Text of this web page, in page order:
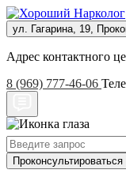
ул. Гагарина, 19,
Адрес контактного
8 (969) 777-46-06
Проконсультироваться